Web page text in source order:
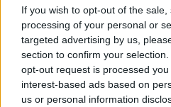
If you wish to opt-out of the
processing of your personal or
targeted advertising by us,
section to confirm your
opt-out request is processed
interest-based ads based on
us or personal information
Το «ΠΡΟΛΑΜΒΑΝΩ» περνά
Προϋπολογισμό με 75 εκατ.
χρηματοδότηση εντάσσεται
αντιμετώπισης της